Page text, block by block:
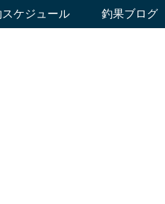
ケジュール 釣果ブログ